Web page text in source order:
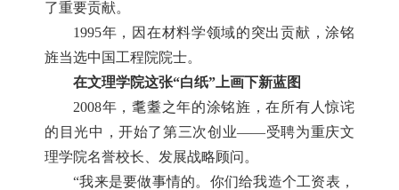
了重要贡献。
1995年，因在材料学领域的突出贡献，涂铭
旌当选中国工程院院士。
在文理学院这张“白纸”上画下新蓝图
2008年，耄耋之年的涂铭旌，在所有人惊诧
的目光中，开始了第三次创业——受聘为重庆文
理学院名誉校长、发展战略顾问。
“我来是要做事情的。你们给我造个工资表，